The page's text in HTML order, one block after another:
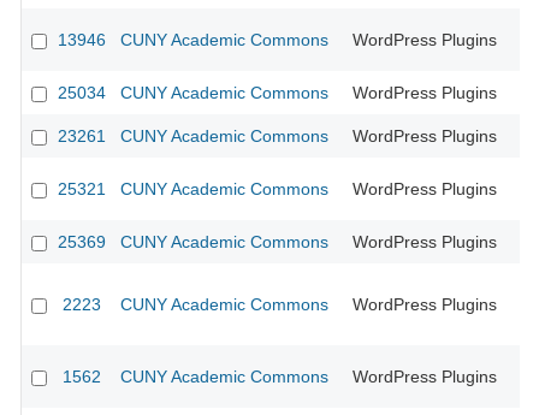
13946 CUNY Academic Commons WordPress Plugins
25034 CUNY Academic Commons WordPress Plugins
23261 CUNY Academic Commons WordPress Plugins
25321 CUNY Academic Commons WordPress Plugins
25369 CUNY Academic Commons WordPress Plugins
2223 CUNY Academic Commons WordPress Plugins
1562 CUNY Academic Commons WordPress Plugins